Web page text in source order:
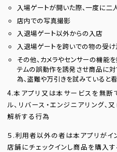
入場ゲートが開いた際、一度に二
店内での写真撮影
入退場ゲート以外からの入店
入退場ゲートを跨いでの物の受け
その他、カメラやセンサーの機能
テムの誤動作を誘発させ商品に
為、盗難や万引きを試みていると
4.本アプリ又は本サービスを無断
ル、リバース・エンジニアリング
解析する行為
５.利用者以外の者は本アプリがイ
店舗にチェックインし商品を購入す